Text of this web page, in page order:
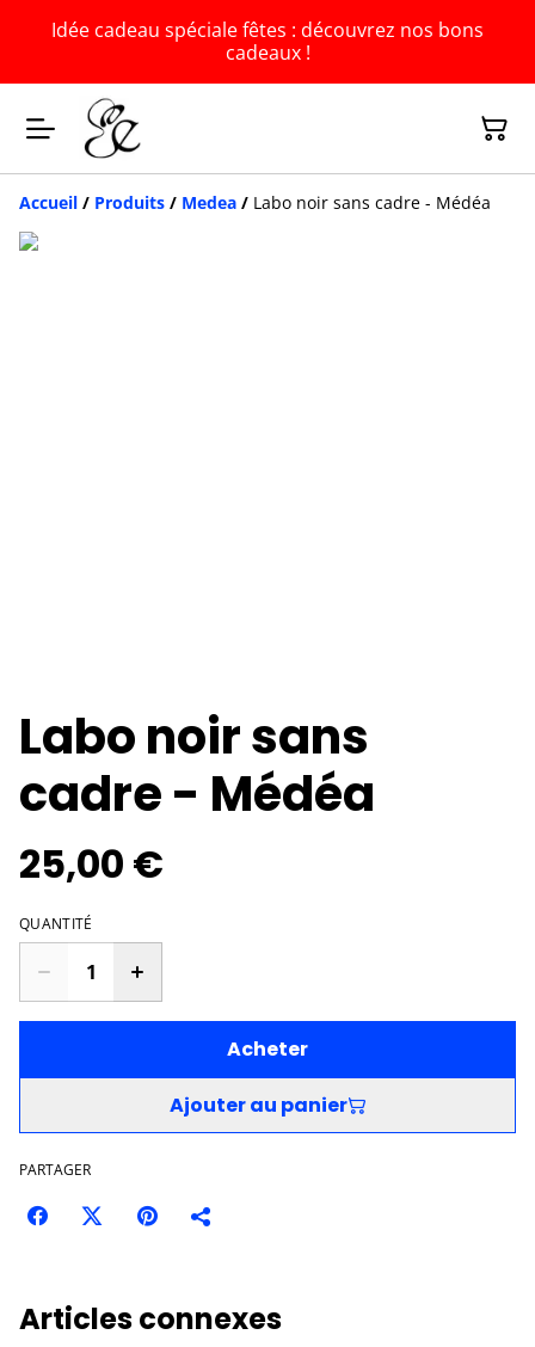
Idée cadeau spéciale fêtes : découvrez nos bons
cadeaux !
Accueil / Produits / Medea / Labo noir sans cadre - Médéa
Labo noir sans
cadre - Médéa
25,00 €
QUANTITÉ
Acheter
Ajouter au panier
PARTAGER
Articles connexes